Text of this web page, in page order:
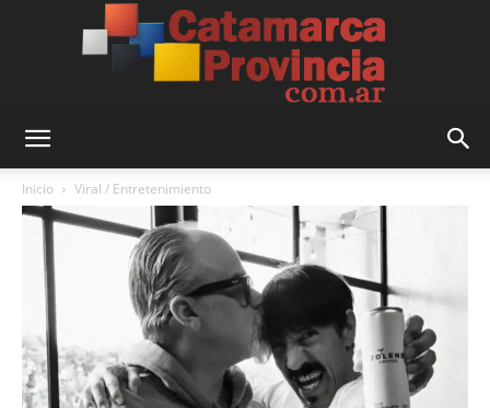
Provincia
Inicio Viral / Entretenimiento